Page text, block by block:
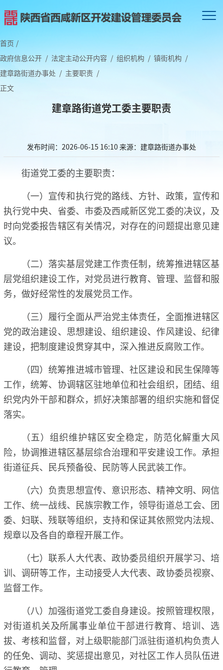
首页 /
政府信息公开 / 法定主动公开内容 / 组织机构 / 镇街机构 /
建章路街道办事处 / 主要职责 /
正文
建章路街道党工委主要职责
发布时间：2026-06-15 16:10 来源：建章路街道办事处
街道党工委的主要职责：
（一）宣传和执行党的路线、方针、政策，宣传和
执行党中央、省委、市委及西咸新区党工委的决议，及
时向党委报告辖区有关情况，对存在的问题提出意见建
议。
（二）落实基层党建工作责任制，统筹推进辖区基
层党组织建设工作，对党员进行教育、管理、监督和服
务，做好经常性的发展党员工作。
（三）履行全面从严治党主体责任，全面推进辖区
党的政治建设、思想建设、组织建设、作风建设、纪律
建设，把制度建设贯穿其中，深入推进反腐败工作。
（四）统筹推进城市管理、社区建设和民生保障等
工作，统筹、协调辖区驻地单位和社会组织，团结、组
织党内外干部和群众，抓好决策部署的组织实施和督促
落实。
（五）组织维护辖区安全稳定，防范化解重大风
险，协调推进辖区基层综合治理和平安建设工作。承担
街道征兵、民兵预备役、民防等人民武装工作。
（六）负责思想宣传、意识形态、精神文明、网信
工作、统一战线、民族宗教工作，领导街道总工会、团
委、妇联、残联等组织，支持和保证其依照党内法规、
规章以及各自的章程开展工作。
（七）联系人大代表、政协委员组织开展学习、培
训、调研等工作，主动接受人大代表、政协委员视察、
监督工作。
（八）加强街道党工委自身建设。按照管理权限，
对街道机关及所属事业单位干部进行教育、培训、选
拔、考核和监督，对上级职能部门派驻街道机构负责人
的任免、调动、奖惩提出意见，对社区工作人员队伍进